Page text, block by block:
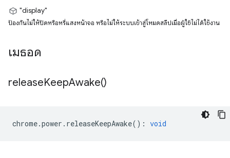
"display"
ป้องกันไม่ให้ปิดหรือหรี่แสงหน้าจอ หรือไม่ให้ระบบเข้าสู่โหมดสลีปเมื่อผู้ใช้ไม่ได้ใช้งาน
เมธอด
releaseKeepAwake()
chrome.power . releaseKeepAwake() : void